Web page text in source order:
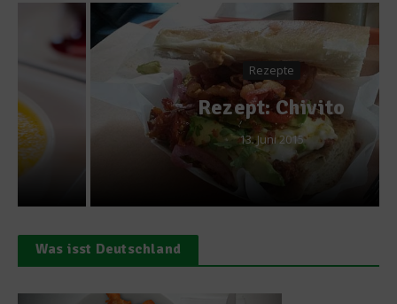
Rezepte
Rezept: Chivito
13. Juni 2015
Was isst Deutschland